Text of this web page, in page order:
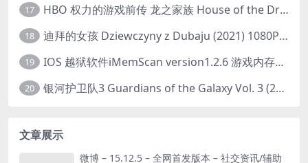
17 HBO 权力的游戏前传 龙之家族 House of the Dragon (2022) 中字 1080P 更新4集
18 迪拜的女孩 Dziewczyny z Dubaju (2021) 1080P 中字
19 IOS 越狱软件iMemScan version1.2.6 游戏内存修改器
20 银河护卫队3 Guardians of the Galaxy Vol. 3 (2023)4K高清资源1080p只分享精品
文章展示
微博 – 15.12.5 – 全网首发版本 – 社交资讯/辅助